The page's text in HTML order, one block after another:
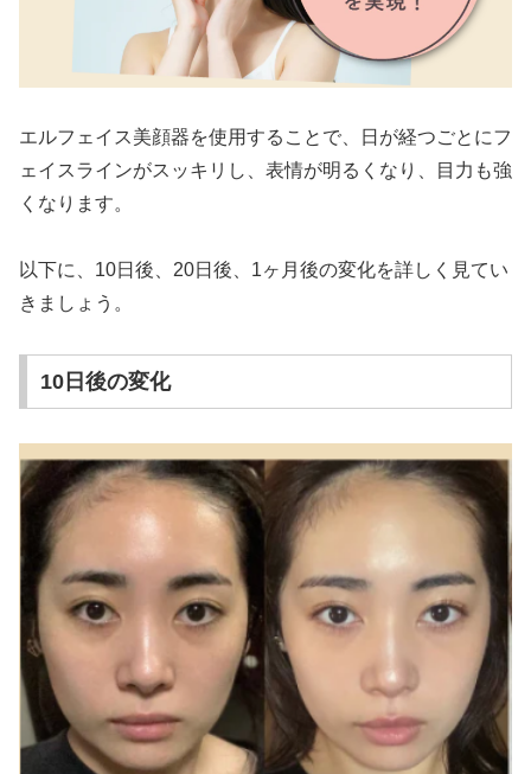
エルフェイス美顔器を使用することで、日が経つごとにフ
ェイスラインがスッキリし、表情が明るくなり、目力も強
くなります。
以下に、10日後、20日後、1ヶ月後の変化を詳しく見てい
きましょう。
10日後の変化